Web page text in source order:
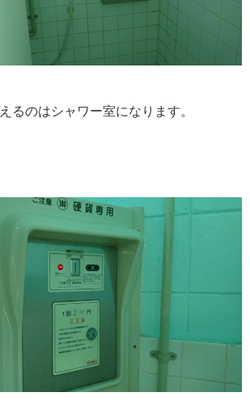
るのはシャワー室になります。